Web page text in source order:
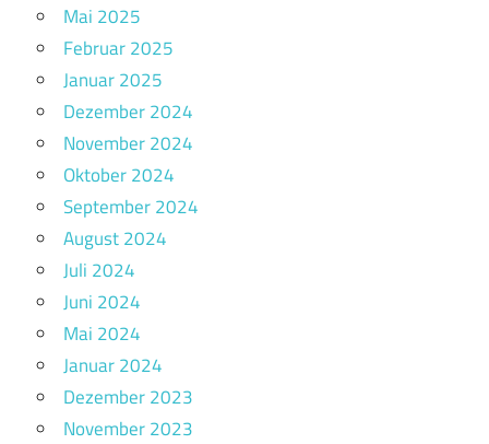
Mai 2025
Februar 2025
Januar 2025
Dezember 2024
November 2024
Oktober 2024
September 2024
August 2024
Juli 2024
Juni 2024
Mai 2024
Januar 2024
Dezember 2023
November 2023